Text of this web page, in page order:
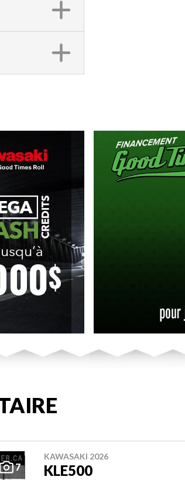
7
KAWASAKI 2026
KLE500